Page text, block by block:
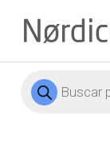
contenido
Búsqueda
de